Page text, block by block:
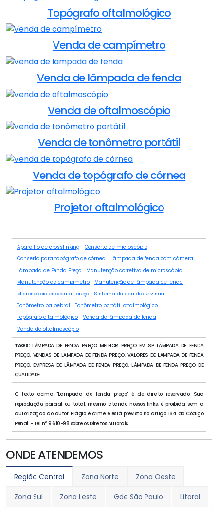
Topógrafo oftalmológico
Venda de campímetro
Venda de lâmpada de fenda
Venda de oftalmoscópio
Venda de tonômetro portátil
Venda de topógrafo de córnea
Projetor oftalmológico
Aparelho de crosslinking
Conserto de microscópio
Conserto para topógrafo de córnea
Lâmpada de fenda com câmera
Lâmpada de Fenda Preço
Manutenção corretiva de microscópio
Manutenção de campímetro
Manutenção de lâmpada de fenda
Microscópio especular preço
Sistema de acuidade visual
Tonômetro palpebral
Tonômetro portátil oftalmológico
Topógrafo oftalmológico
Venda de lâmpada de fenda
Venda de oftalmoscópio
TAGS:LÂMPADA DE FENDA PREÇO MELHOR PREÇO EM SP LÂMPADA DE FENDA
PREÇO, VENDAS DE LÂMPADA DE FENDA PREÇO, VALORES DE LÂMPADA DE FENDA
PREÇO, EMPRESA DE LÂMPADA DE FENDA PREÇO, LÂMPADA DE FENDA PREÇO DE
QUALIDADE.
O texto acima "Lâmpada de fenda preço" é de direito reservado. Sua
reprodução, parcial ou total, mesmo citando nossos links, é proibida sem a
autorização do autor. Plágio é crime e está previsto no artigo 184 do Código
Penal. – Lei n° 9.610-98 sobre os Direitos Autorais
ONDE ATENDEMOS
Região Central Zona Norte Zona Oeste
Zona Sul Zona Leste Gde São Paulo Litoral